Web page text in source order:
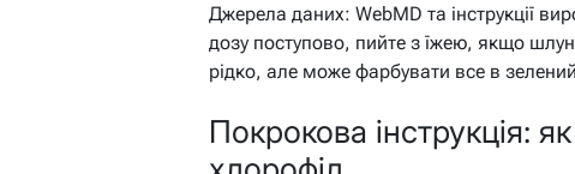
Джерела даних: WebMD та інструкції
дозу поступово, пийте з їжею, якщо
рідко, але може фарбувати все в
Покрокова інструкція: